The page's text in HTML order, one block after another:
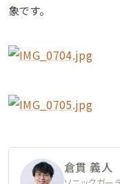
象です。
倉貫 義人